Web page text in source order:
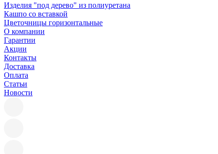
Изделия "под дерево" из полиуретана
Кашпо со вставкой
Цветочницы горизонтальные
О компании
Гарантии
Акции
Контакты
Доставка
Оплата
Статьи
Новости